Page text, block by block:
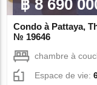
฿ 8 690
Condo à Pattaya,
№ 19646
chambre à
Espace de vie: